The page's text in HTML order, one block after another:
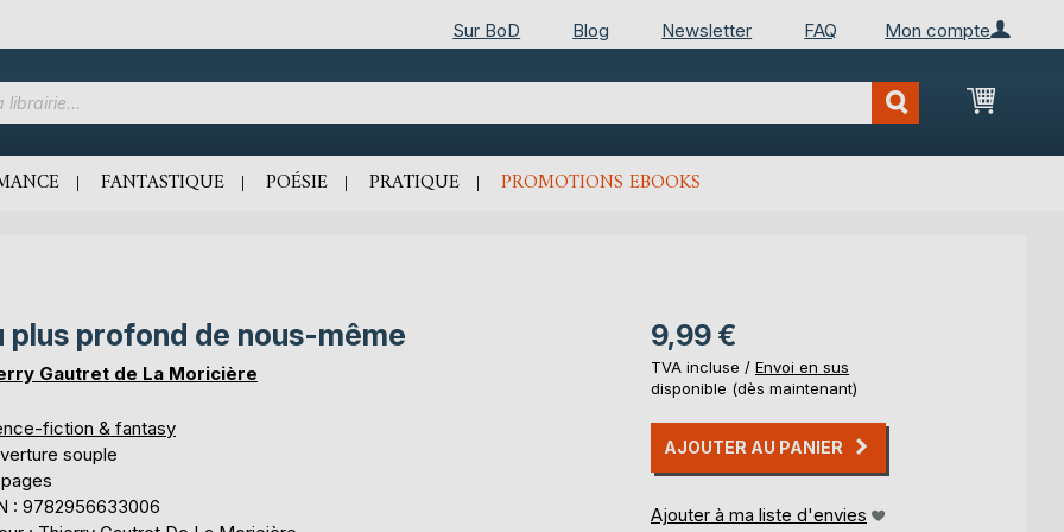
Mon compte
Sur BoD Blog Newsletter FAQ
Mon
FANTASTIQUE POÉSIE PRATIQUE PROMOTIONS EBOOKS
plus profond de nous-même
Gautret de La Moricière
fiction & fantasy
souple
: 9782956633006
9,99 €
TVA incluse / Envoi en sus
disponible (dès maintenant)
AJOUTER AU PANIER
Ajouter à ma liste d'envies